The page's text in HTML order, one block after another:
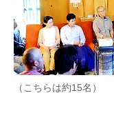
（こちらは約15名）